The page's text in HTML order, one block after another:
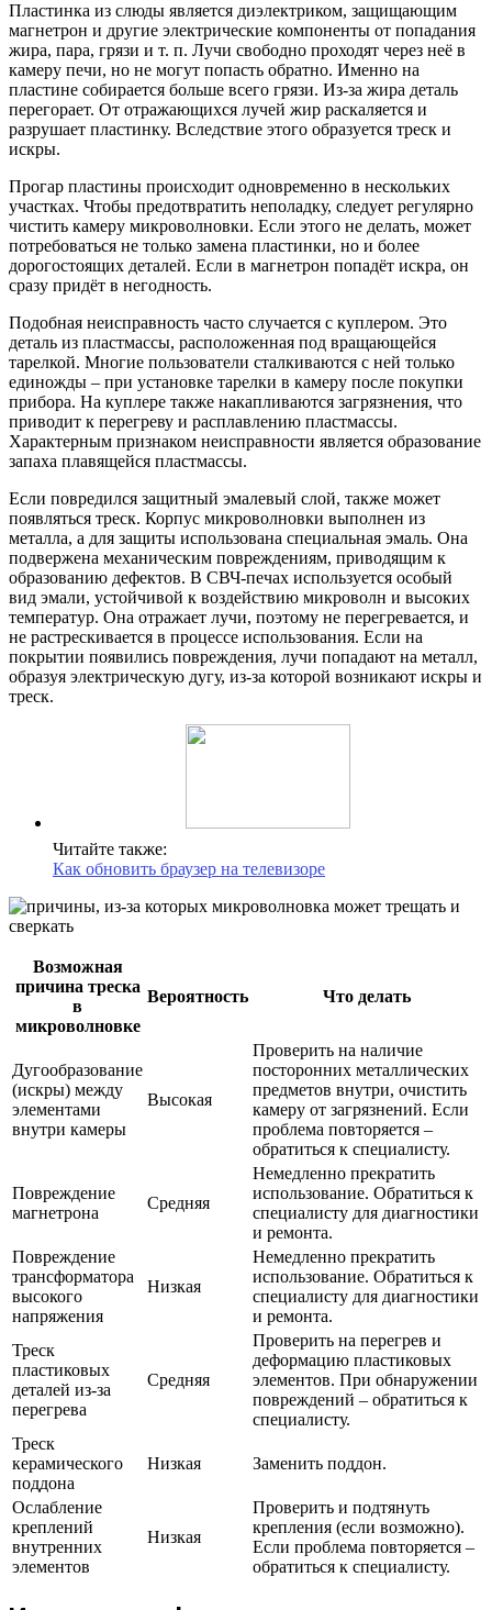
Пластинка из слюды является диэлектриком, защищающим
магнетрон и другие электрические компоненты от попадания
жира, пара, грязи и т. п. Лучи свободно проходят через неё в
камеру печи, но не могут попасть обратно. Именно на
пластине собирается больше всего грязи. Из-за жира деталь
перегорает. От отражающихся лучей жир раскаляется и
разрушает пластинку. Вследствие этого образуется треск и
искры.
Прогар пластины происходит одновременно в нескольких
участках. Чтобы предотвратить неполадку, следует регулярно
чистить камеру микроволновки. Если этого не делать, может
потребоваться не только замена пластинки, но и более
дорогостоящих деталей. Если в магнетрон попадёт искра, он
сразу придёт в негодность.
Подобная неисправность часто случается с куплером. Это
деталь из пластмассы, расположенная под вращающейся
тарелкой. Многие пользователи сталкиваются с ней только
единожды – при установке тарелки в камеру после покупки
прибора. На куплере также накапливаются загрязнения, что
приводит к перегреву и расплавлению пластмассы.
Характерным признаком неисправности является образование
запаха плавящейся пластмассы.
Если повредился защитный эмалевый слой, также может
появляться треск. Корпус микроволновки выполнен из
металла, а для защиты использована специальная эмаль. Она
подвержена механическим повреждениям, приводящим к
образованию дефектов. В СВЧ-печах используется особый
вид эмали, устойчивой к воздействию микроволн и высоких
температур. Она отражает лучи, поэтому не перегревается, и
не растрескивается в процессе использования. Если на
покрытии появились повреждения, лучи попадают на металл,
образуя электрическую дугу, из-за которой возникают искры и
треск.
Читайте также:
Как обновить браузер на телевизоре
Возможная
причина треска
в
микроволновке
Вероятность Что делать
Дугообразование
(искры) между
элементами
внутри камеры
Высокая
Проверить на наличие
посторонних металлических
предметов внутри, очистить
камеру от загрязнений. Если
проблема повторяется –
обратиться к специалисту.
Повреждение
магнетрона
Средняя
Немедленно прекратить
использование. Обратиться к
специалисту для диагностики
и ремонта.
Повреждение
трансформатора
высокого
напряжения
Низкая
Немедленно прекратить
использование. Обратиться к
специалисту для диагностики
и ремонта.
Треск
пластиковых
деталей из-за
перегрева
Средняя
Проверить на перегрев и
деформацию пластиковых
элементов. При обнаружении
повреждений – обратиться к
специалисту.
Треск
керамического
поддона
Низкая Заменить поддон.
Ослабление
креплений
внутренних
элементов
Низкая
Проверить и подтянуть
крепления (если возможно).
Если проблема повторяется –
обратиться к специалисту.